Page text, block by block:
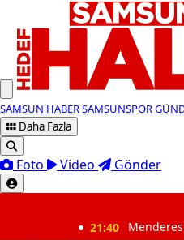
SAMSUN HABERSAMSUNSPOR
Daha Fazla
Foto Video Gönder
Menderes Belediye